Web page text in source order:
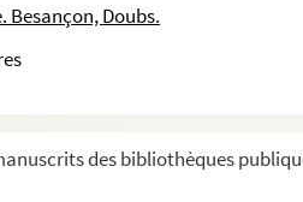
Doubs.
des bibliothèques
et senatoris Dolani »
de Balerne